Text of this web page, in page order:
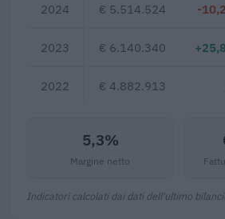
2024 € 5.514.524 -
2023 € 6.140.340
2022 € 4.882.913
5,3%
Margine netto
Indicatori calcolati dai dati dell'ultimo